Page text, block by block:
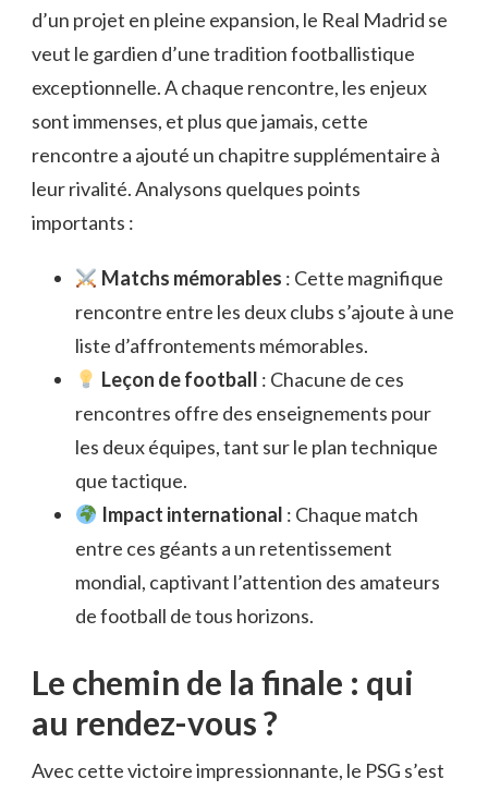
d’un projet en pleine expansion, le Real Madrid se
veut le gardien d’une tradition footballistique
exceptionnelle. A chaque rencontre, les enjeux
sont immenses, et plus que jamais, cette
rencontre a ajouté un chapitre supplémentaire à
leur rivalité. Analysons quelques points
importants :
Matchs mémorables : Cette magnifique
rencontre entre les deux clubs s’ajoute à une
liste d’affrontements mémorables.
Leçon de football : Chacune de ces
rencontres offre des enseignements pour
les deux équipes, tant sur le plan technique
que tactique.
Impact international : Chaque match
entre ces géants a un retentissement
mondial, captivant l’attention des amateurs
de football de tous horizons.
Le chemin de la finale : qui
au rendez-vous ?
Avec cette victoire impressionnante, le PSG s’est